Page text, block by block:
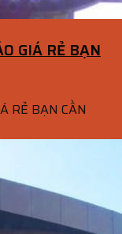
GIÁ RẺ BẠN
RẺ BẠN CẦN